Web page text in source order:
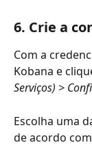
6. Crie a
Com a
Kobana e
Serviços) >
Escolha uma
de acordo